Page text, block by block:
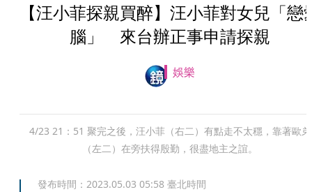
【汪小菲探親買醉】汪小菲對女兒「戀
腦」 來台辦正事申請探親
娛樂
4/23 21：51 聚完之後，汪小菲（右二）有點走不太穩，靠著歐弟
（左二）在旁扶得殷勤，很盡地主之誼。
發布時間： 2023.05.03 05:58 臺北時間